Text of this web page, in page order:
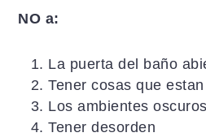
NO a:
La puerta del baño
Tener cosas que
Los ambientes oscuros
Tener desorden